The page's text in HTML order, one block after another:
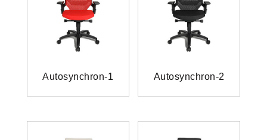
Autosynchron-1 Autosynchron-2